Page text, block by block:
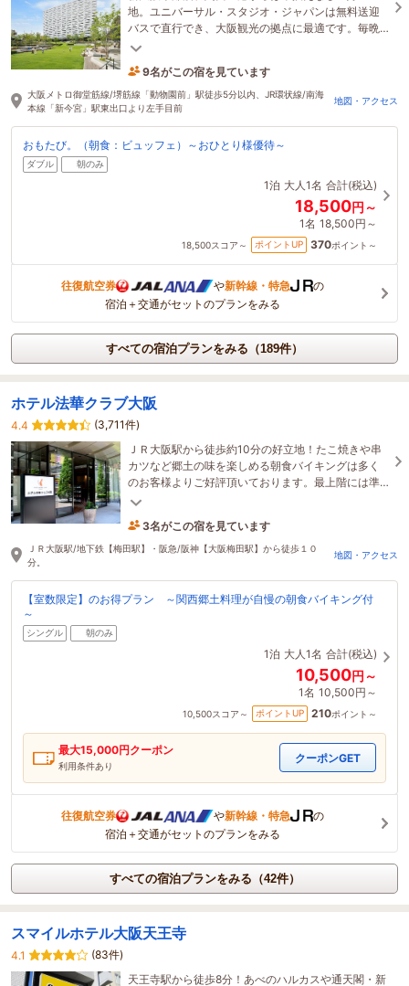
地。ユニバーサル・スタジオ・ジャパンは無料送迎
バスで直行でき、大阪観光の拠点に最適です。毎晩
開催するナイトイベントで観光後も大阪を存分に楽
9名がこの宿を見ています
16分前に予約されました
大阪メトロ御堂筋線/堺筋線「動物園前」駅徒歩5分以内、JR環状線/南海
本線「新今宮」駅東出口より左手目前
地図・アクセス
おもたび。（朝食：ビュッフェ）～おひとり様優待～
ダブル 朝のみ
1泊 大人1名 合計(税込)
18,500円～
1名 18,500円～
18,500スコア～ ポイントUP 370ポイント～
往復航空券 や新幹線・特急
の
宿泊＋交通がセットのプランをみる
すべての宿泊プランをみる（189件）
ホテル法華クラブ大阪
4.4
(3,711件)
ＪＲ大阪駅から徒歩約10分の好立地！たこ焼きや串
カツなど郷土の味を楽しめる朝食バイキングは多く
のお客様よりご好評頂いております。最上階には準
天然「光明石」温泉を完備！旅の疲れを癒して下さ
3名がこの宿を見ています
22分前に予約されました
ＪＲ大阪駅/地下鉄【梅田駅】・阪急/阪神【大阪梅田駅】から徒歩１０
分。
地図・アクセス
【室数限定】のお得プラン ～関西郷土料理が自慢の朝食バイキング付
～
シングル 朝のみ
1泊 大人1名 合計(税込)
10,500円～
1名 10,500円～
10,500スコア～ ポイントUP 210ポイント～
最大15,000円クーポン
利用条件あり
クーポンGET
往復航空券 や新幹線・特急
の
宿泊＋交通がセットのプランをみる
すべての宿泊プランをみる（42件）
スマイルホテル大阪天王寺
4.1
(83件)
天王寺駅から徒歩8分！あべのハルカスや通天閣・新